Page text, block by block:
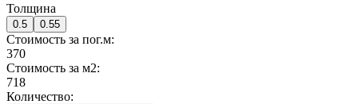
Толщина
0.5 0.55
Стоимость за пог.м:
370
Стоимость за м2:
718
Количество: